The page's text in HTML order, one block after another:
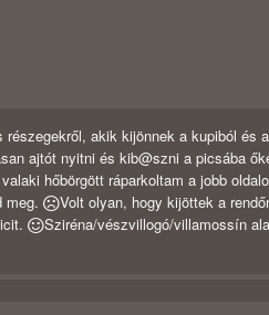
akik kijönnek a kupiból és
ajtót nyitni és kib@szni a picsába
hőbörgött ráparkoltam a jobb
meg.
Volt olyan, hogy kijöttek a
Sziréna/vészvillogó/villamossín